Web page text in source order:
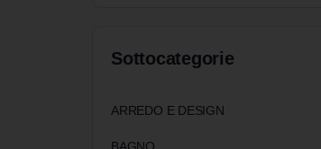
Sottocategorie
ARREDO E DESIGN